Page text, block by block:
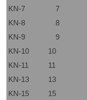
KN-7
7
KN-8
8
KN-9
9
KN-10
10
KN-11
11
KN-13
13
KN-15
15